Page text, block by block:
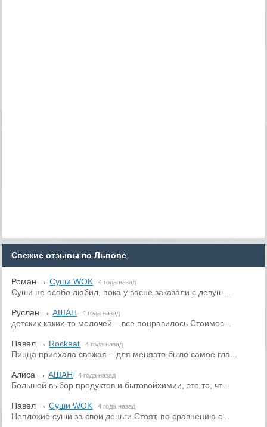
Свежие отзывы по Львове
Роман →Суши WOK 4 года назад
Суши не особо любил, пока у васне заказали с девуш...
Руслан →АШАН 4 года назад
детских каких-то мелочей – все понравилось.Стоимос...
Павел → Rockeat 4 года назад
Пицца приехала свежая – для меняэто было самое гла...
Алиса →АШАН 4 года назад
Большой выбор продуктов и бытовойхимии, это то, чт...
Павел →Суши WOK 4 года назад
Неплохие суши за свои деньги.Стоят, по сравнению с...